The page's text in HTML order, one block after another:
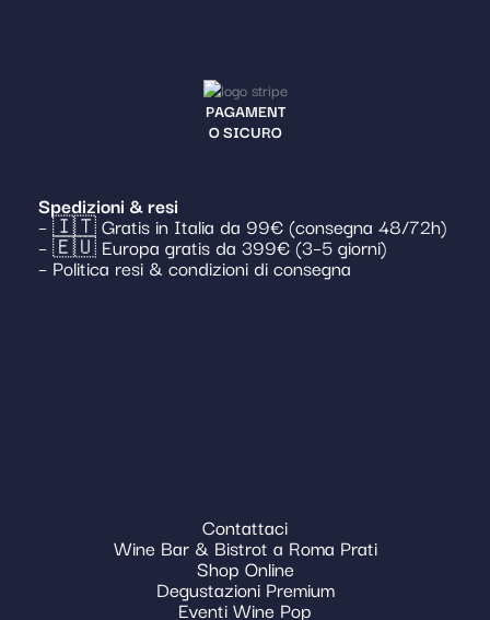
PAGAMENT
O SICURO
Spedizioni & resi
– 🇮🇹 Gratis in Italia da 99€ (consegna 48/72h)
– 🇪🇺 Europa gratis da 399€ (3–5 giorni)
– Politica resi & condizioni di consegna
Contattaci
Wine Bar & Bistrot a Roma Prati
Shop Online
Degustazioni Premium
Eventi Wine Pop